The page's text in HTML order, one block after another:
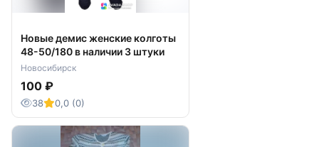
Новые демис женские колготы
48-50/180 в наличии 3 штуки
Новосибирск
100 ₽
38 0,0 (0)